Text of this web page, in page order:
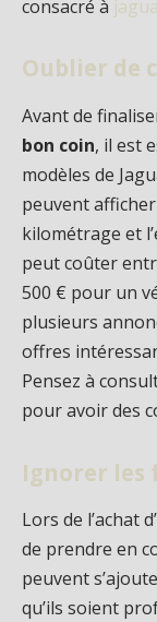
consacré à
Oublier de
Avant de
bon coin, il est
modèles de
peuvent
kilométrage et
peut coûter
500 € pour un
plusieurs
offres
Pensez à
pour avoir des
Ignorer les
Lors de l’achat
de prendre en
peuvent
qu’ils soient